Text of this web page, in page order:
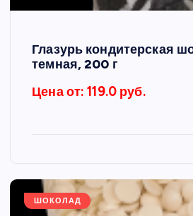
Глазурь кондитерская
темная, 200 г
Цена от: 119.0 руб.
ШОКОЛАД